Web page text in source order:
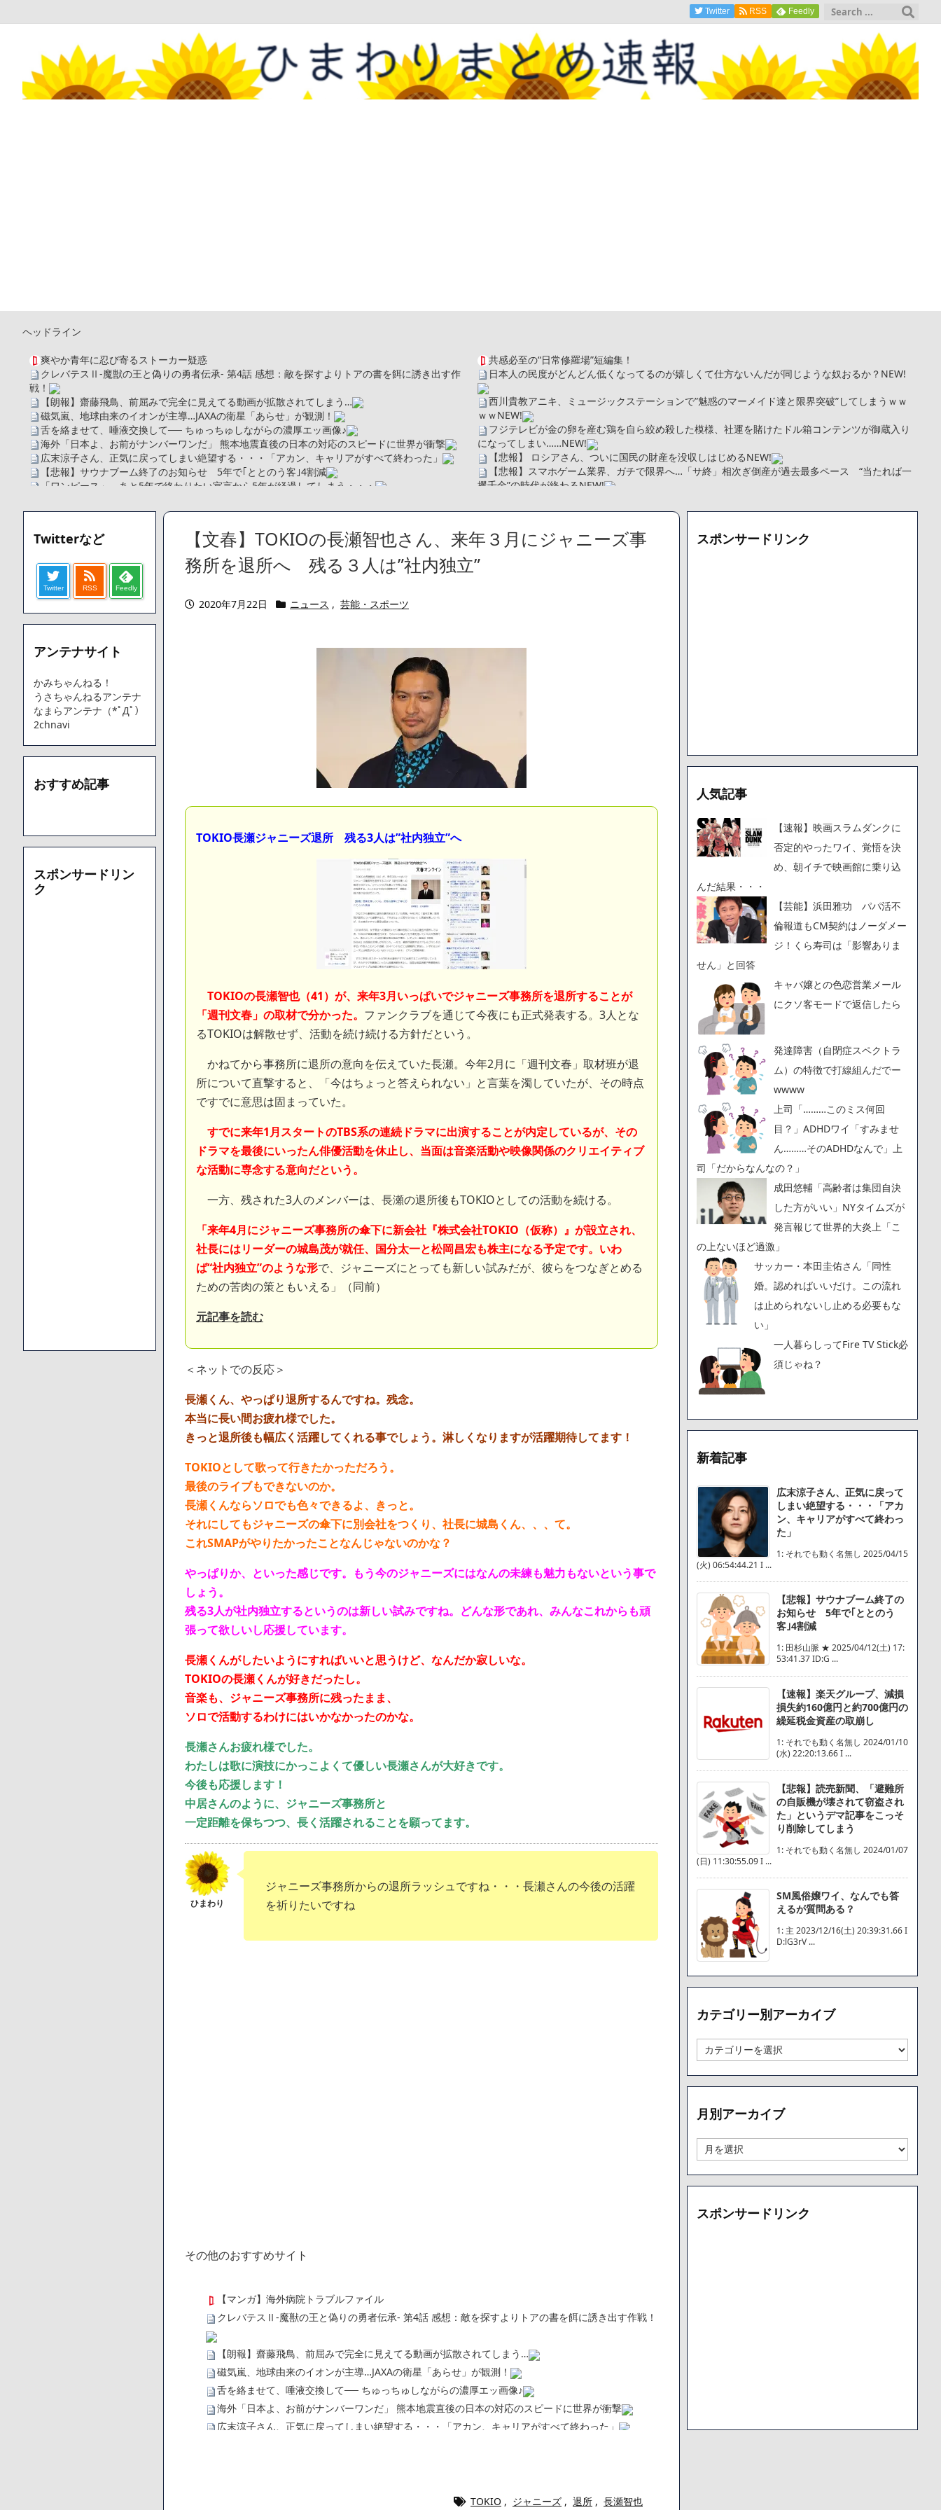
Twitter RSS Feedly
ヘッドライン
爽やか青年に忍び寄るストーカー疑惑
クレバテスⅡ-魔獣の王と偽りの勇者伝承- 第4話 感想：敵を探すよりトアの書を餌に誘き出す作
戦！
【朗報】齋藤飛鳥、前屈みで完全に見えてる動画が拡散されてしまう…
磁気嵐、地球由来のイオンが主導…JAXAの衛星「あらせ」が観測！
舌を絡ませて、唾液交換して── ちゅっちゅしながらの濃厚エッ画像♪
海外「日本よ、お前がナンバーワンだ」 熊本地震直後の日本の対応のスピードに世界が衝撃
広末涼子さん、正気に戻ってしまい絶望する・・・「アカン、キャリアがすべて終わった」
【悲報】サウナブーム終了のお知らせ 5年で｢ととのう客｣4割減
「ワンピース」、あと5年で終わりたい宣言から5年が経過してしまう・・・
【画像】さくまあきら「桃鉄の赤マスは実際に行ってみてクソだった所です」
【愕然】ワイ「豚バラ220gカリッカリになるまで焼いて重さ調べたろww(2割3割減ったら御の
字やろなあww)」→結果・・・・・・・・・・・・・・・・・・・
【悲報】ジェネリック医薬品、4割が承認書と異なる製造だったことが発覚「衝撃的な数字だ」
【速報】楽天グループ、減損損失約160億円と約700億円の繰延税金資産の取崩し
【悲報】読売新聞、「避難所の自販機が壊されて窃盗された」というデマ記事をこっそり削除し
てしまう
SM風俗嬢ワイ、なんでも答えるが質問ある？
Powered by livedoor 相互RSS
共感必至の“日常修羅場”短編集！
日本人の民度がどんどん低くなってるのが嬉しくて仕方ないんだが同じような奴おるか？ NEW!
西川貴教アニキ、ミュージックステーションで”魅惑のマーメイド達と限界突破”してしまうｗｗ
ｗｗNEW!
フジテレビが金の卵を産む鶏を自ら絞め殺した模様、社運を賭けたドル箱コンテンツが御蔵入り
になってしまい……NEW!
【悲報】 ロシアさん、ついに国民の財産を没収しはじめるNEW!
【悲報】スマホゲーム業界、ガチで限界へ…「サ終」相次ぎ倒産が過去最多ペース “当たれば一
攫千金”の時代が終わるNEW!
【画像】身長155cm・体重36kg・ウエスト51cmのスレンダー美少女がAVデビュ－ｗwwww
広末涼子さん、正気に戻ってしまい絶望する・・・「アカン、キャリアがすべて終わった」
【文春】TOKIOの長瀬智也さん、来年３月にジャニーズ事
務所を退所へ 残る３人は”社内独立”
2020年7月22日 ニュース , 芸能・スポーツ
TOKIO長瀬ジャニーズ退所 残る3人は”社内独立”へ
TOKIOの長瀬智也（41）が、来年3月いっぱいでジャニーズ事務所を退所することが
「週刊文春」の取材で分かった。 ファンクラブを通じて今夜にも正式発表する。3人とな
るTOKIOは解散せず、活動を続け続ける方針だという。
かねてから事務所に退所の意向を伝えていた長瀬。今年2月に「週刊文春」取材班が退
所について直撃すると、「今はちょっと答えられない」と言葉を濁していたが、その時点
ですでに意思は固まっていた。
すでに来年1月スタートのTBS系の連続ドラマに出演することが内定しているが、その
ドラマを最後にいったん俳優活動を休止し、当面は音楽活動や映像関係のクリエイティブ
な活動に専念する意向だという。
一方、残された3人のメンバーは、長瀬の退所後もTOKIOとしての活動を続ける。
「来年4月にジャニーズ事務所の傘下に新会社『株式会社TOKIO（仮称）』が設立され、
社長にはリーダーの城島茂が就任、国分太一と松岡昌宏も株主になる予定です。いわ
ば“社内独立”のような形で、ジャニーズにとっても新しい試みだが、彼らをつなぎとめる
ための苦肉の策ともいえる」（同前）
元記事を読む
＜ネットでの反応＞
長瀬くん、やっぱり退所するんですね。残念。
本当に長い間お疲れ様でした。
きっと退所後も幅広く活躍してくれる事でしょう。淋しくなりますが活躍期待してます！
TOKIOとして歌って行きたかっただろう。
最後のライブもできないのか。
長瀬くんならソロでも色々できるよ、きっと。
それにしてもジャニーズの傘下に別会社をつくり、社長に城島くん、、、て。
これSMAPがやりたかったことなんじゃないのかな？
やっぱりか、といった感じです。もう今のジャニーズにはなんの未練も魅力もないという事で
しょう。
残る3人が社内独立するというのは新しい試みですね。どんな形であれ、みんなこれからも頑
張って欲しいし応援しています。
長瀬くんがしたいようにすればいいと思うけど、なんだか寂しいな。
TOKIOの長瀬くんが好きだったし。
音楽も、ジャニーズ事務所に残ったまま、
ソロで活動するわけにはいかなかったのかな。
長瀬さんお疲れ様でした。
わたしは歌に演技にかっこよくて優しい長瀬さんが大好きです。
今後も応援します！
中居さんのように、ジャニーズ事務所と
一定距離を保ちつつ、長く活躍されることを願ってます。
ジャニーズ事務所からの退所ラッシュですね・・・長瀬さんの今後の活躍
を祈りたいですね
その他のおすすめサイト
【マンガ】海外病院トラブルファイル
クレバテスⅡ-魔獣の王と偽りの勇者伝承- 第4話 感想：敵を探すよりトアの書を餌に誘き出す作戦！
【朗報】齋藤飛鳥、前屈みで完全に見えてる動画が拡散されてしまう…
磁気嵐、地球由来のイオンが主導…JAXAの衛星「あらせ」が観測！
舌を絡ませて、唾液交換して── ちゅっちゅしながらの濃厚エッ画像♪
海外「日本よ、お前がナンバーワンだ」 熊本地震直後の日本の対応のスピードに世界が衝撃
広末涼子さん、正気に戻ってしまい絶望する・・・「アカン、キャリアがすべて終わった」
【画像】さくまあきら「桃鉄の赤マスは実際に行ってみてクソだった所です」
TOKIO , ジャニーズ , 退所 , 長瀬智也
Twitterなど
Twitter RSS Feedly
アンテナサイト
かみちゃんねる！
うさちゃんねるアンテナ
なまらアンテナ（*ﾟДﾟ）
2chnavi
おすすめ記事
スポンサードリン
ク
スポンサードリンク
人気記事
【速報】映画スラムダンクに
否定的やったワイ、覚悟を決
め、朝イチで映画館に乗り込
んだ結果・・・
【芸能】浜田雅功 パパ活不
倫報道もCM契約はノーダメー
ジ！くら寿司は「影響ありま
せん」と回答
キャバ嬢との色恋営業メール
にクソ客モードで返信したら
発達障害（自閉症スペクトラ
ム）の特徴で打線組んだでー
wwww
上司「………このミス何回
目？」ADHDワイ「すみませ
ん………そのADHDなんで」上
司「だからなんなの？」
成田悠輔「高齢者は集団自決
した方がいい」NYタイムズが
発言報じて世界的大炎上「こ
の上ないほど過激」
サッカー・本田圭佑さん「同性
婚。認めればいいだけ。この流れ
は止められないし止める必要もな
い」
一人暮らしってFire TV Stick必
須じゃね？
新着記事
広末涼子さん、正気に戻って
しまい絶望する・・・「アカ
ン、キャリアがすべて終わっ
た」
1: それでも動く名無し 2025/04/15
(火) 06:54:44.21 I ...
【悲報】サウナブーム終了の
お知らせ 5年で｢ととのう
客｣4割減
1: 田杉山脈 ★ 2025/04/12(土) 17:
53:41.37 ID:G ...
【速報】楽天グループ、減損
損失約160億円と約700億円の
繰延税金資産の取崩し
1: それでも動く名無し 2024/01/10
(水) 22:20:13.66 I ...
【悲報】読売新聞、「避難所
の自販機が壊されて窃盗され
た」というデマ記事をこっそ
り削除してしまう
1: それでも動く名無し 2024/01/07
(日) 11:30:55.09 I ...
SM風俗嬢ワイ、なんでも答
えるが質問ある？
1: 主 2023/12/16(土) 20:39:31.66 I
D:lG3rV ...
カテゴリー別アーカイブ
テ
ゴ
リ
別
ー
カ
ブ
月別アーカイブ
別
ア
ー
イ
スポンサードリンク